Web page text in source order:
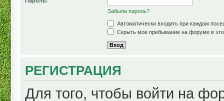
Забыли пароль?
Автоматически входить при каждом
Скрыть мое пребывание на форуме в
РЕГИСТРАЦИЯ
Для того, чтобы войти на